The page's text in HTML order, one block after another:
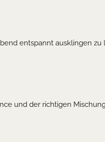
entspannt ausklingen zu
und der richtigen